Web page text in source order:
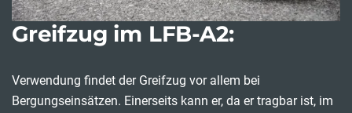
Greifzug im LFB-A2:
Verwendung findet der Greifzug vor allem bei
Bergungseinsätzen. Einerseits kann er, da er tragbar ist, im